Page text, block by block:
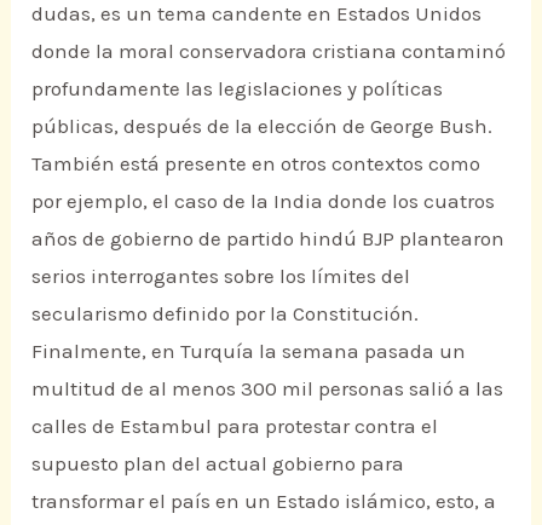
dudas, es un tema candente en Estados Unidos
donde la moral conservadora cristiana contaminó
profundamente las legislaciones y políticas
públicas, después de la elección de George Bush.
También está presente en otros contextos como
por ejemplo, el caso de la India donde los cuatros
años de gobierno de partido hindú BJP plantearon
serios interrogantes sobre los límites del
secularismo definido por la Constitución.
Finalmente, en Turquía la semana pasada un
multitud de al menos 300 mil personas salió a las
calles de Estambul para protestar contra el
supuesto plan del actual gobierno para
transformar el país en un Estado islámico, esto, a